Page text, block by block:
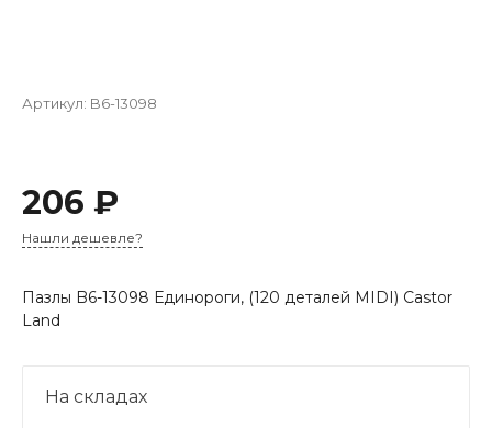
Артикул: B6-13098
206 ₽
Нашли дешевле?
Пазлы B6-13098 Единороги, (120 деталей MIDI) Castor
Land
На складах